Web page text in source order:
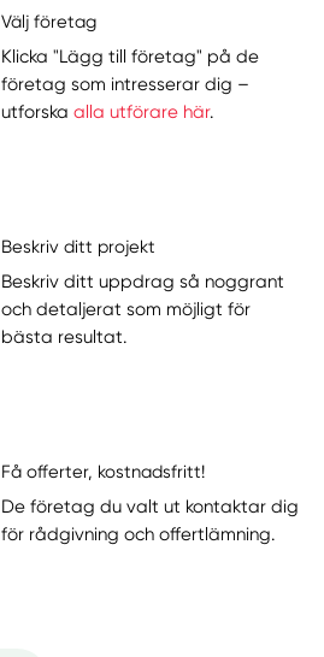
Välj företag
Klicka "Lägg till företag" på de
företag som intresserar dig –
utforskaalla utförare här.
Beskriv ditt projekt
Beskriv ditt uppdrag så noggrant
och detaljerat som möjligt för
bästa resultat.
Få offerter, kostnadsfritt!
De företag du valt ut kontaktar dig
för rådgivning och offertlämning.